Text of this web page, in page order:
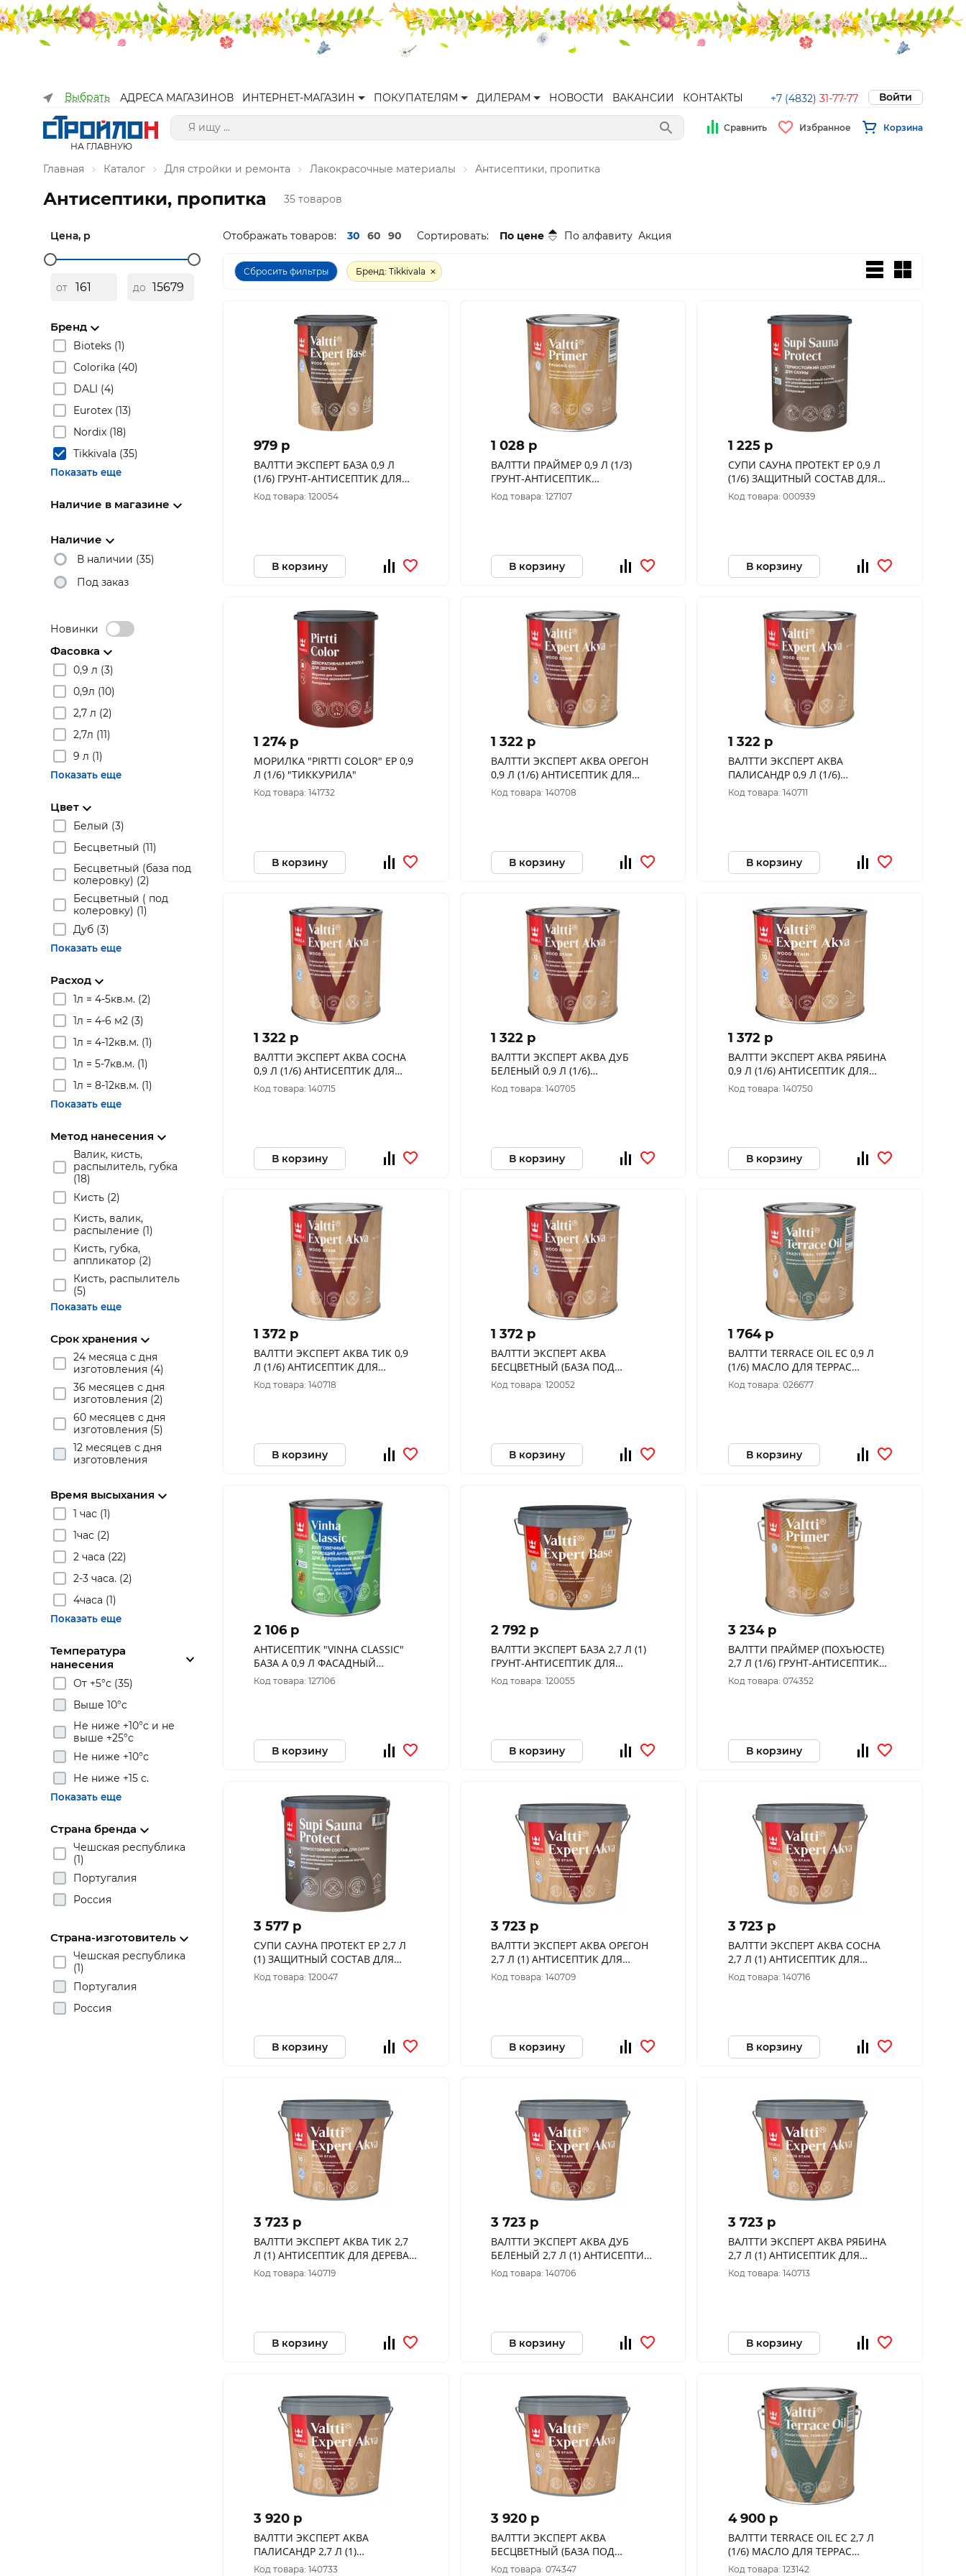
Выбрать АДРЕСА МАГАЗИНОВ ИНТЕРНЕТ-МАГАЗИН ПОКУПАТЕЛЯМ ДИЛЕРАМ НОВОСТИ ВАКАНСИИ КОНТАКТЫ +7 (4832) 31-77-77 Войти
НА ГЛАВНУЮ
Сравнить Избранное Корзина
Главная Каталог Для стройки и ремонта Лакокрасочные материалы Антисептики, пропитка
Антисептики, пропитка 35 товаров
Цена, р
от до
Бренд
Bioteks (1)
Colorika (40)
DALI (4)
Eurotex (13)
Nordix (18)
Tikkivala (35)
Показать еще
Наличие в магазине
Наличие
В наличии (35)
Под заказ
Новинки
Фасовка
0,9 л (3)
0,9л (10)
2,7 л (2)
2,7л (11)
9 л (1)
Показать еще
Цвет
Белый (3)
Бесцветный (11)
Бесцветный (база под
колеровку) (2)
Бесцветный ( под
колеровку) (1)
Дуб (3)
Показать еще
Расход
1л = 4-5кв.м. (2)
1л = 4-6 м2 (3)
1л = 4-12кв.м. (1)
1л = 5-7кв.м. (1)
1л = 8-12кв.м. (1)
Показать еще
Метод нанесения
Валик, кисть,
распылитель, губка
(18)
Кисть (2)
Кисть, валик,
распыление (1)
Кисть, губка,
аппликатор (2)
Кисть, распылитель
(5)
Показать еще
Срок хранения
24 месяца с дня
изготовления (4)
36 месяцев с дня
изготовления (2)
60 месяцев с дня
изготовления (5)
12 месяцев с дня
изготовления
Время высыхания
1 час (1)
1час (2)
2 часа (22)
2-3 часа. (2)
4часа (1)
Показать еще
Температура
нанесения
От +5°с (35)
Выше 10°с
Не ниже +10°c и не
выше +25°c
Не ниже +10°с
Не ниже +15 с.
Показать еще
Страна бренда
Чешская республика
(1)
Португалия
Россия
Страна-изготовитель
Чешская республика
(1)
Португалия
Россия
Отображать товаров: 30 60 90 Сортировать: По цене По алфавиту Акция
Сбросить фильтры Бренд: Tikkivala
979 p
ВАЛТТИ ЭКСПЕРТ БАЗА 0,9 Л
(1/6) ГРУНТ-АНТИСЕПТИК ДЛЯ
ДЕРЕВА "ТИККУРИЛА"
Код товара: 120054
В корзину
1 028 p
ВАЛТТИ ПРАЙМЕР 0,9 Л (1/3)
ГРУНТ-АНТИСЕПТИК
"ТИККУРИЛА"
Код товара: 127107
В корзину
1 225 p
СУПИ САУНА ПРОТЕКТ EP 0,9 Л
(1/6) ЗАЩИТНЫЙ СОСТАВ ДЛЯ
САУН П/МАТОВ. "ТИККУРИЛА"
Код товара: 000939
В корзину
1 274 p
МОРИЛКА "PIRTTI COLOR" EP 0,9
Л (1/6) "ТИККУРИЛА"
Код товара: 141732
В корзину
1 322 p
ВАЛТТИ ЭКСПЕРТ АКВА ОРЕГОН
0,9 Л (1/6) АНТИСЕПТИК ДЛЯ
ДЕРЕВА "ТИККУРИЛА"
Код товара: 140708
В корзину
1 322 p
ВАЛТТИ ЭКСПЕРТ АКВА
ПАЛИСАНДР 0,9 Л (1/6)
АНТИСЕПТИК ДЛЯ ДЕРЕВА
"ТИККУРИЛА"
Код товара: 140711
В корзину
1 322 p
ВАЛТТИ ЭКСПЕРТ АКВА СОСНА
0,9 Л (1/6) АНТИСЕПТИК ДЛЯ
ДЕРЕВА "ТИККУРИЛА"
Код товара: 140715
В корзину
1 322 p
ВАЛТТИ ЭКСПЕРТ АКВА ДУБ
БЕЛЕНЫЙ 0,9 Л (1/6)
АНТИСЕПТИК ДЛЯ ДЕРЕВА
"ТИККУРИЛА"
Код товара: 140705
В корзину
1 372 p
ВАЛТТИ ЭКСПЕРТ АКВА РЯБИНА
0,9 Л (1/6) АНТИСЕПТИК ДЛЯ
ДЕРЕВА "ТИККУРИЛА"
Код товара: 140750
В корзину
1 372 p
ВАЛТТИ ЭКСПЕРТ АКВА ТИК 0,9
Л (1/6) АНТИСЕПТИК ДЛЯ
ДЕРЕВА "ТИККУРИЛА"
Код товара: 140718
В корзину
1 372 p
ВАЛТТИ ЭКСПЕРТ АКВА
БЕСЦВЕТНЫЙ (БАЗА ПОД
КОЛЕРОВКУ) 0,9 Л (1/6)
АНТИСЕПТИК ДЛЯ ДЕРЕВА
Код товара: 120052
В корзину
1 764 p
ВАЛТТИ TERRACE OIL EC 0,9 Л
(1/6) МАСЛО ДЛЯ ТЕРРАС
"ТИККУРИЛА"
Код товара: 026677
В корзину
2 106 p
АНТИСЕПТИК "VINHA CLASSIC"
БАЗА А 0,9 Л ФАСАДНЫЙ
КРОЮЩИЙ (1/6) "ТИККУРИЛА"
Код товара: 127106
В корзину
2 792 p
ВАЛТТИ ЭКСПЕРТ БАЗА 2,7 Л (1)
ГРУНТ-АНТИСЕПТИК ДЛЯ
ДЕРЕВА "ТИККУРИЛА"
Код товара: 120055
В корзину
3 234 p
ВАЛТТИ ПРАЙМЕР (ПОХЪЮСТЕ)
2,7 Л (1/6) ГРУНТ-АНТИСЕПТИК
"ТИККУРИЛА"
Код товара: 074352
В корзину
3 577 p
СУПИ САУНА ПРОТЕКТ EP 2,7 Л
(1) ЗАЩИТНЫЙ СОСТАВ ДЛЯ
САУН П/МАТОВ. "ТИККУРИЛА"
Код товара: 120047
В корзину
3 723 p
ВАЛТТИ ЭКСПЕРТ АКВА ОРЕГОН
2,7 Л (1) АНТИСЕПТИК ДЛЯ
ДЕРЕВА "ТИККУРИЛА"
Код товара: 140709
В корзину
3 723 p
ВАЛТТИ ЭКСПЕРТ АКВА СОСНА
2,7 Л (1) АНТИСЕПТИК ДЛЯ
ДЕРЕВА "ТИККУРИЛА"
Код товара: 140716
В корзину
3 723 p
ВАЛТТИ ЭКСПЕРТ АКВА ТИК 2,7
Л (1) АНТИСЕПТИК ДЛЯ ДЕРЕВА
"ТИККУРИЛА"
Код товара: 140719
В корзину
3 723 p
ВАЛТТИ ЭКСПЕРТ АКВА ДУБ
БЕЛЕНЫЙ 2,7 Л (1) АНТИСЕПТИК
ДЛЯ ДЕРЕВА "ТИККУРИЛА"
Код товара: 140706
В корзину
3 723 p
ВАЛТТИ ЭКСПЕРТ АКВА РЯБИНА
2,7 Л (1) АНТИСЕПТИК ДЛЯ
ДЕРЕВА "ТИККУРИЛА"
Код товара: 140713
В корзину
3 920 p
ВАЛТТИ ЭКСПЕРТ АКВА
ПАЛИСАНДР 2,7 Л (1)
АНТИСЕПТИК ДЛЯ ДЕРЕВА
Код товара: 140733
3 920 p
ВАЛТТИ ЭКСПЕРТ АКВА
БЕСЦВЕТНЫЙ (БАЗА ПОД
КОЛЕРОВКУ) 2,7 Л (1)
Код товара: 074347
4 900 p
ВАЛТТИ TERRACE OIL EC 2,7 Л
(1/6) МАСЛО ДЛЯ ТЕРРАС
"ТИККУРИЛА"
Код товара: 123142